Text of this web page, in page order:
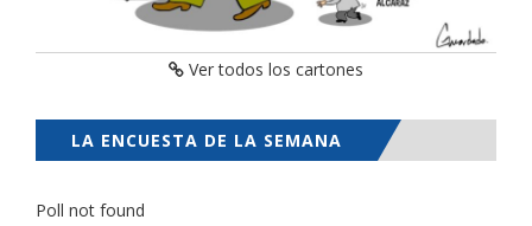
Ver todos los cartones
LA ENCUESTA DE LA SEMANA
Poll not found